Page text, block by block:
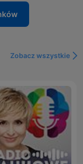
Zobacz wszystkie